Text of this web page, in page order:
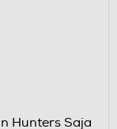
Hunters Saja